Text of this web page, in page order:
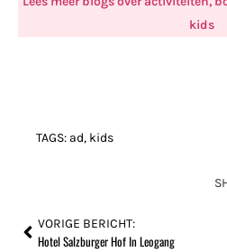
kids
TAGS: ad, kids
VORIGE BERICHT:
Hotel Salzburger Hof In Leogang